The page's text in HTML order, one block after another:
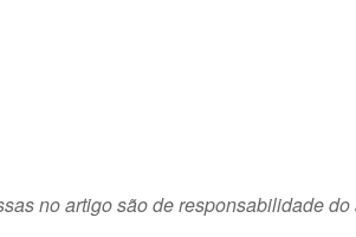
no artigo são de responsabilidade